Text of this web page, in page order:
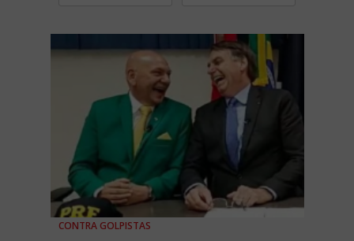
CONTRA GOLPISTAS